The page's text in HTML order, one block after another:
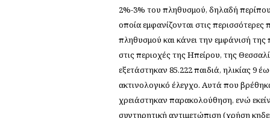
2%-3% του πληθυσμού, δηλαδή
οποία εμφανίζονται στις
πληθυσμού και κάνει την εμφάνισή της
στις περιοχές της Ηπείρου, της
εξετάστηκαν 85.222 παιδιά, ηλικίας 9
ακτινολογικό έλεγχο. Αυτά που
χρειάστηκαν παρακολούθηση, ενώ
συντηρητική αντιμετώπιση (χρήση